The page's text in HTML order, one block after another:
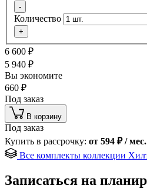
-
Количество
+
6 600 ₽
5 940 ₽
Вы экономите
660 ₽
Под заказ
В корзину
Под заказ
Купить в рассрочку: от 594 ₽/ мес.
Все комплекты коллекции
Записаться на